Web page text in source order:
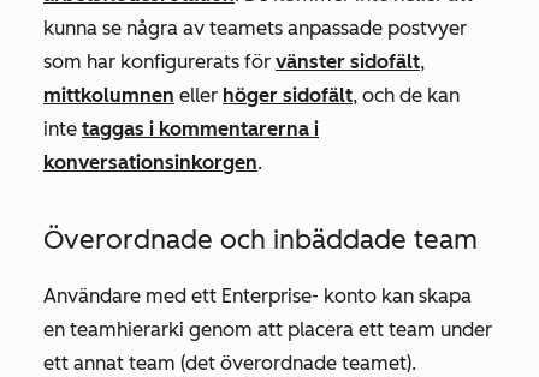
kunna se några av teamets anpassade postvyer
som har konfigurerats för vänster sidofält,
mittkolumnen eller höger sidofält, och de kan
inte taggas i kommentarerna i
konversationsinkorgen.
Överordnade och inbäddade team
Användare med ett Enterprise- konto kan skapa
en teamhierarki genom att placera ett team under
ett annat team (det överordnade teamet).